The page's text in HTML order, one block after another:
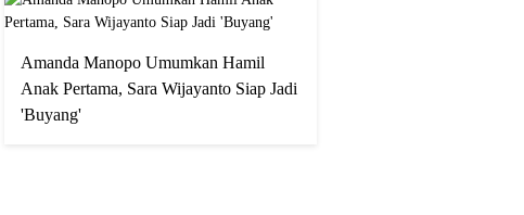
Amanda Manopo Umumkan Hamil
Anak Pertama, Sara Wijayanto Siap Jadi
'Buyang'